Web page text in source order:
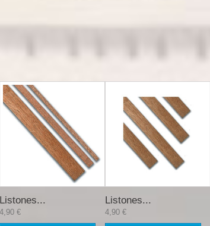
Listones...
4,90 €
Listones...
4,90 €